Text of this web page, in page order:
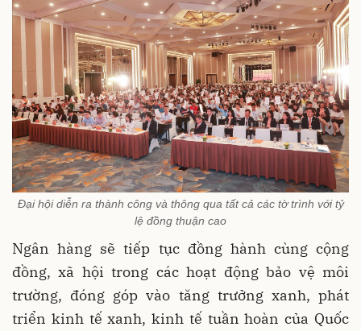
Đại hội diễn ra thành công và thông qua tất cả các tờ trình với tỷ
lệ đồng thuận cao
Ngân hàng sẽ tiếp tục đồng hành cùng cộng
đồng, xã hội trong các hoạt động bảo vệ môi
trường, đóng góp vào tăng trưởng xanh, phát
triển kinh tế xanh, kinh tế tuần hoàn của Quốc